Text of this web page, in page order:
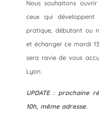
Nous souhaitons
ceux qui
pratique, débutant ou
et échanger ce mardi
sera ravie de vous
Lyon.
UPDATE : prochaine
10h, même adresse.